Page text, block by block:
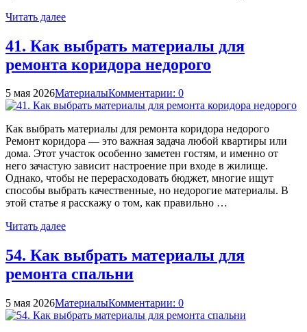
Читать далее
41. Как выбрать материалы для
ремонта коридора недорого
5 мая 2026МатериалыКомментарии: 0
Как выбрать материалы для ремонта коридора недорого
Ремонт коридора — это важная задача любой квартиры или
дома. Этот участок особенно заметен гостям, и именно от
него зачастую зависит настроение при входе в жилище.
Однако, чтобы не перерасходовать бюджет, многие ищут
способы выбрать качественные, но недорогие материалы. В
этой статье я расскажу о том, как правильно …
Читать далее
54. Как выбрать материалы для
ремонта спальни
5 мая 2026МатериалыКомментарии: 0